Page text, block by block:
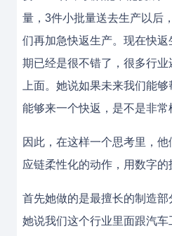
量，3件小批量送去生产以后
们再加急快返生产。现在快
期已经是很不错了，很多行
上面。她说如果未来我们能
能够来一个快返，是不是非常
因此，在这样一个思考里，
应链柔性化的动作，用数字的
首先她做的是最擅长的制造部
她说我们这个行业里面跟汽